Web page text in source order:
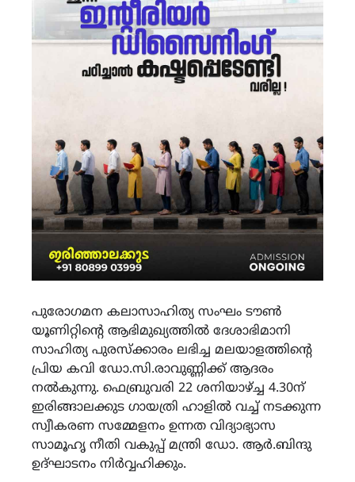
പുരോഗമന കലാസാഹിത്യ സംഘം ടൗൺ
യൂണിറ്റിന്റെ ആഭിമുഖ്യത്തിൽ ദേശാഭിമാനി
സാഹിത്യ പുരസ്ക്കാരം ലഭിച്ച മലയാളത്തിന്റെ
പ്രിയ കവി ഡോ.സി.രാവുണ്ണിക്ക് ആദരം
നൽകുന്നു. ഫെബ്രുവരി 22 ശനിയാഴ്ച്ച 4.30ന്
ഇരിങ്ങാലക്കുട ഗായത്രി ഹാളിൽ വച്ച് നടക്കുന്ന
സ്വീകരണ സമ്മേളനം ഉന്നത വിദ്യാഭ്യാസ
സാമൂഹൃ നീതി വകുപ്പ് മന്ത്രി ഡോ. ആർ.ബിന്ദു
ഉദ്ഘാടനം നിർവ്വഹിക്കും.